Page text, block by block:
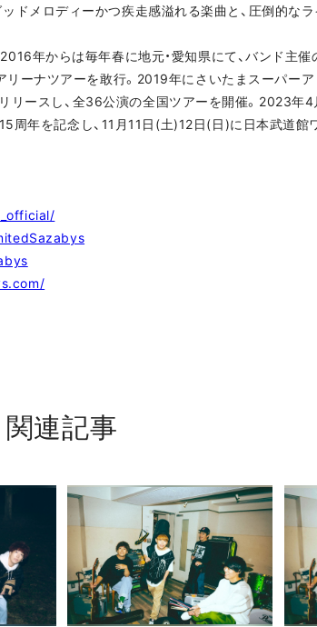
ドメロディーかつ疾走感溢れる楽曲と、圧倒的な
年からは毎年春に地元・愛知県にて、バンド主
リーナツアーを敢行。2019年にさいたまスーパー
リースし、全36公演の全国ツアーを開催。2023
年を記念し、11月11日(土)12日(日)に日本武道館
関連記事